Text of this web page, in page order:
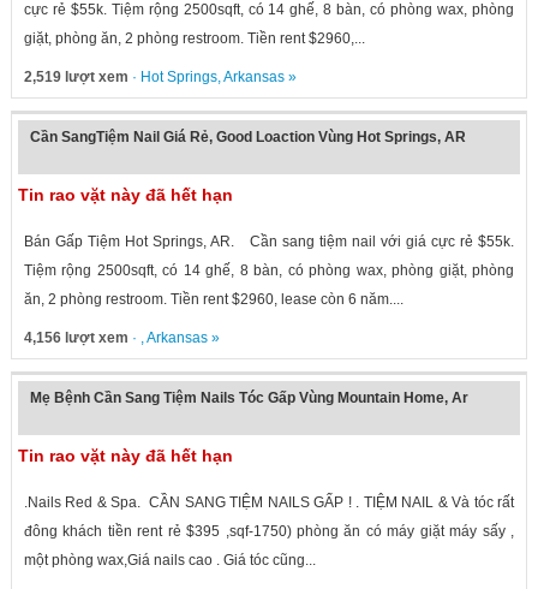
cực rẻ $55k. Tiệm rộng 2500sqft, có 14 ghế, 8 bàn, có phòng wax, phòng
giặt, phòng ăn, 2 phòng restroom. Tiền rent $2960,...
2,519 lượt xem · Hot Springs,Arkansas»
Cần SangTiệm Nail Giá Rẻ, Good Loaction Vùng Hot Springs, AR
Tin rao vặt này đã hết hạn
Bán Gấp Tiệm Hot Springs, AR. Cần sang tiệm nail với giá cực rẻ $55k.
Tiệm rộng 2500sqft, có 14 ghế, 8 bàn, có phòng wax, phòng giặt, phòng
ăn, 2 phòng restroom. Tiền rent $2960, lease còn 6 năm....
4,156 lượt xem · ,Arkansas»
Mẹ Bệnh Cần Sang Tiệm Nails Tóc Gấp Vùng Mountain Home, Ar
Tin rao vặt này đã hết hạn
.Nails Red & Spa. CẦN SANG TIỆM NAILS GẤP ! . TIỆM NAIL & Và tóc rất
đông khách tiền rent rẻ $395 ,sqf-1750) phòng ăn có máy giặt máy sấy ,
một phòng wax,Giá nails cao . Giá tóc cũng...